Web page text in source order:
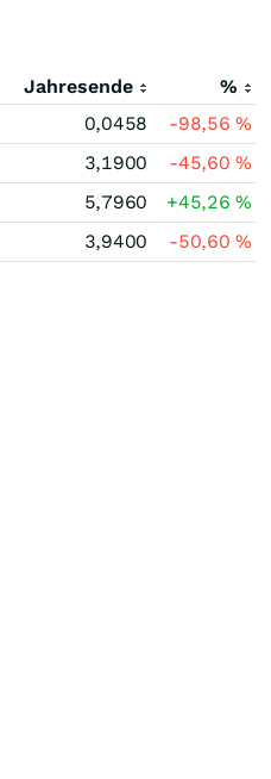
Jahresende
%
0,0458 -98,56%
3,1900 -45,60%
5,7960 +45,26%
3,9400 -50,60%